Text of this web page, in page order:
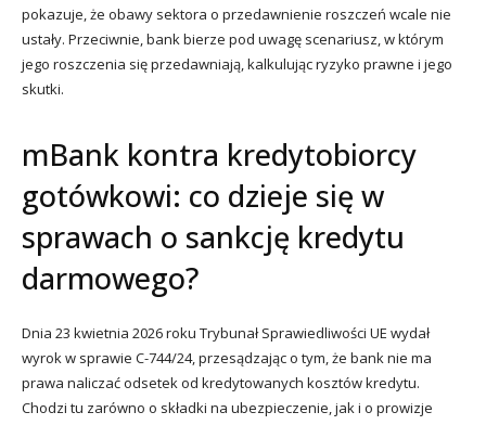
pokazuje, że obawy sektora o przedawnienie roszczeń wcale nie
ustały. Przeciwnie, bank bierze pod uwagę scenariusz, w którym
jego roszczenia się przedawniają, kalkulując ryzyko prawne i jego
skutki.
mBank kontra kredytobiorcy
gotówkowi: co dzieje się w
sprawach o sankcję kredytu
darmowego?
Dnia 23 kwietnia 2026 roku Trybunał Sprawiedliwości UE wydał
wyrok w sprawie C-744/24, przesądzając o tym, że bank nie ma
prawa naliczać odsetek od kredytowanych kosztów kredytu.
Chodzi tu zarówno o składki na ubezpieczenie, jak i o prowizje